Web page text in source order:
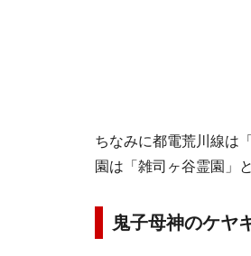
ちなみに都電荒川線は
園は「雑司ヶ谷霊園」
鬼子母神のケヤ